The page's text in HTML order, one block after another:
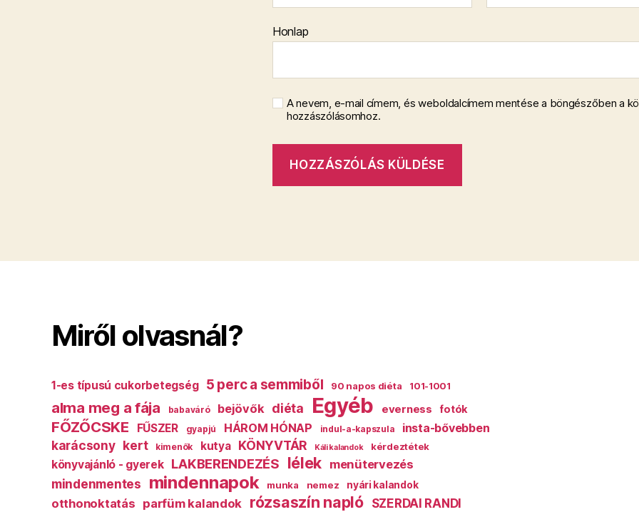
Honlap
A nevem, e-mail címem, és weboldalcímem mentése a böngészőben a
hozzászólásomhoz.
Miről olvasnál?
1-es típusú cukorbetegség 5 perc a semmiből 90 napos diéta 101-1001
alma meg a fája babaváró bejövők diéta Egyéb everness fotók
FŐZŐCSKE FŰSZER gyapjú HÁROM HÓNAP indul-a-kapszula insta-bővebben
karácsony kert kimenők kutya KÖNYVTÁR Káli kalandok kérdeztétek
könyvajánló - gyerek LAKBERENDEZÉS lélek menütervezés
mindenmentes mindennapok munka nemez nyári kalandok
otthonoktatás parfüm kalandok rózsaszín napló SZERDAI RANDI